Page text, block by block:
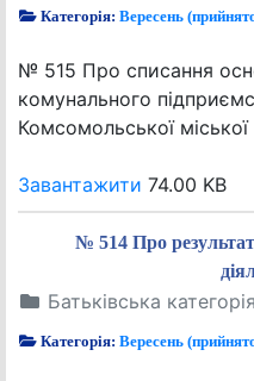
Категорія:Вересень
№ 515 Про списання
комунального
Комсомольської
Завантажити 74.00 KB
№ 514 Про
Батьківська
Категорія:Вересень